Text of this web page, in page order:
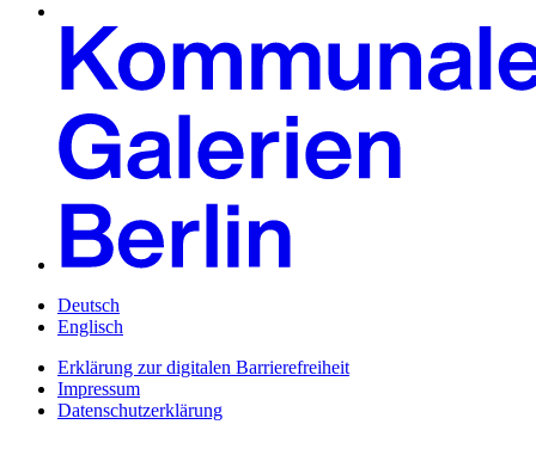
Deutsch
Englisch
Erklärung zur digitalen Barrierefreiheit
Impressum
Datenschutzerklärung